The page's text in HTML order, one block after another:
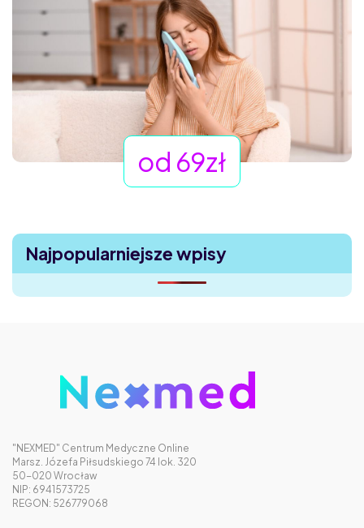
od 69zł
Najpopularniejsze wpisy
"NEXMED" Centrum Medyczne Online
Marsz. Józefa Piłsudskiego 74 lok. 320
50-020 Wrocław
NIP: 6941573725
REGON: 526779068